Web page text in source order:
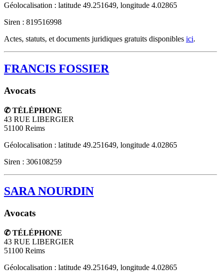
Géolocalisation : latitude 49.251649, longitude 4.02865
Siren : 819516998
Actes, statuts, et documents juridiques gratuits disponibles ici.
FRANCIS FOSSIER
Avocats
✆ TÉLÉPHONE
43 RUE LIBERGIER
51100 Reims
Géolocalisation : latitude 49.251649, longitude 4.02865
Siren : 306108259
SARA NOURDIN
Avocats
✆ TÉLÉPHONE
43 RUE LIBERGIER
51100 Reims
Géolocalisation : latitude 49.251649, longitude 4.02865